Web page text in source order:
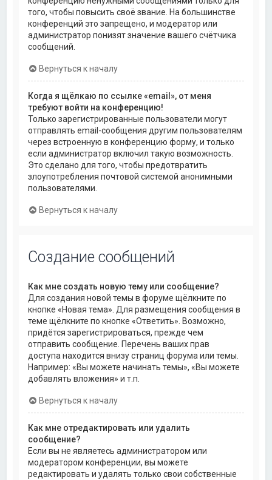
того, чтобы повысить своё звание. На большинстве
конференций это запрещено, и модератор или
администратор понизят значение вашего счётчика
сообщений.
Вернуться к началу
Когда я щёлкаю по ссылке «email», от меня
требуют войти на конференцию!
Только зарегистрированные пользователи могут
отправлять email-сообщения другим пользователям
через встроенную в конференцию форму, и только
если администратор включил такую возможность.
Это сделано для того, чтобы предотвратить
злоупотребления почтовой системой анонимными
пользователями.
Вернуться к началу
Создание сообщений
Как мне создать новую тему или сообщение?
Для создания новой темы в форуме щёлкните по
кнопке «Новая тема». Для размещения сообщения в
теме щёлкните по кнопке «Ответить». Возможно,
придётся зарегистрироваться, прежде чем
отправить сообщение. Перечень ваших прав
доступа находится внизу страниц форума или темы.
Например: «Вы можете начинать темы», «Вы можете
добавлять вложения» и т.п.
Вернуться к началу
Как мне отредактировать или удалить
сообщение?
Если вы не являетесь администратором или
модератором конференции, вы можете
редактировать и удалять только свои собственные